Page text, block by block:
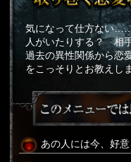
気になって仕方ない
人がいたりする？ 相
過去の異性関係から恋
をこっそりとお教えし
あの人には今、好